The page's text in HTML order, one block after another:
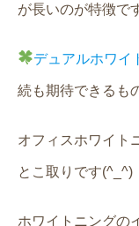
が長いのが特徴で
デュアルホワイ
続も期待できるも
オフィスホワイト
とこ取りです(^_^)
ホワイトニングの